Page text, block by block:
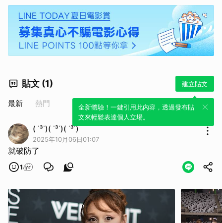
貼文 (1) 建立貼文
全新體驗！一鍵引用此內容，透過發布貼
文來輕鬆表達個人立場。
最新 熱門
( ˙³˙)( ˙³˙)( ˙³˙)
2025年10月06日01:07
就破防了
1